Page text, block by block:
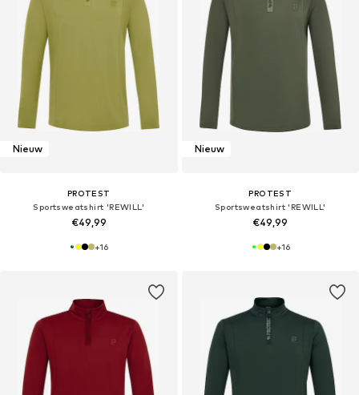
Nieuw
PROTEST
Sportsweatshirt 'REWILL'
€49,99
+16
Nieuw
PROTEST
Sportsweatshirt 'REWILL'
€49,99
+16